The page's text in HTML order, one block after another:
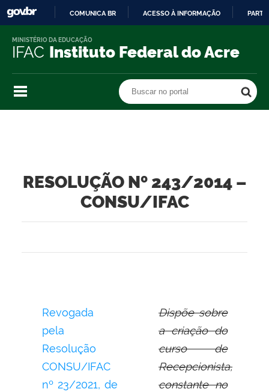
O
COMUNICA BR ACESSO À INFORMAÇÃO
IFAC Instituto Federal do Acre
MINISTÉRIO DA EDUCAÇÃO
Buscar no portal
RESOLUÇÃO Nº 243/2014 –
CONSU/IFAC
Revogada
pela
Resolução
CONSU/IFAC
nº 23/2021, de
Dispõe sobre
a criação do
curso de
Recepcionista,
constante no